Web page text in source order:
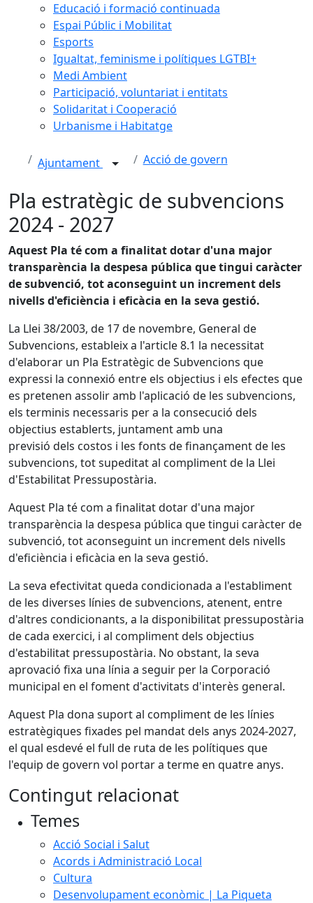
Educació i formació continuada
Espai Públic i Mobilitat
Esports
Igualtat, feminisme i polítiques LGTBI+
Medi Ambient
Participació, voluntariat i entitats
Solidaritat i Cooperació
Urbanisme i Habitatge
Ajuntament Acció de govern
Pla estratègic de subvencions
2024 - 2027
Aquest Pla té com a finalitat dotar d'una major
transparència la despesa pública que tingui caràcter
de subvenció, tot aconseguint un increment dels
nivells d'eficiència i eficàcia en la seva gestió.
La Llei 38/2003, de 17 de novembre, General de
Subvencions, estableix a l'article 8.1 la necessitat
d'elaborar un Pla Estratègic de Subvencions que
expressi la connexió entre els objectius i els efectes que
es pretenen assolir amb l'aplicació de les subvencions,
els terminis necessaris per a la consecució dels
objectius establerts, juntament amb una
previsió dels costos i les fonts de finançament de les
subvencions, tot supeditat al compliment de la Llei
d'Estabilitat Pressupostària.
Aquest Pla té com a finalitat dotar d'una major
transparència la despesa pública que tingui caràcter de
subvenció, tot aconseguint un increment dels nivells
d'eficiència i eficàcia en la seva gestió.
La seva efectivitat queda condicionada a l'establiment
de les diverses línies de subvencions, atenent, entre
d'altres condicionants, a la disponibilitat pressupostària
de cada exercici, i al compliment dels objectius
d'estabilitat pressupostària. No obstant, la seva
aprovació fixa una línia a seguir per la Corporació
municipal en el foment d'activitats d'interès general.
Aquest Pla dona suport al compliment de les línies
estratègiques fixades pel mandat dels anys 2024-2027,
el qual esdevé el full de ruta de les polítiques que
l'equip de govern vol portar a terme en quatre anys.
Contingut relacionat
Temes
Acció Social i Salut
Acords i Administració Local
Cultura
Desenvolupament econòmic | La Piqueta